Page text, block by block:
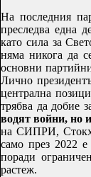
На последния
преследва една
като сила за
няма никога да
основни
Лично
централна
трябва да добие
водят войни, но
на СИПРИ,
само през 2022
поради
растеж.